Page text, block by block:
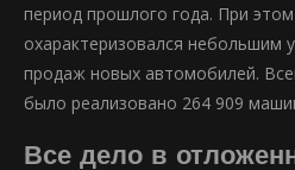
период прошлого года. При
охарактеризовался небольшим
продаж новых автомобилей.
было реализовано 264 909
Все дело в